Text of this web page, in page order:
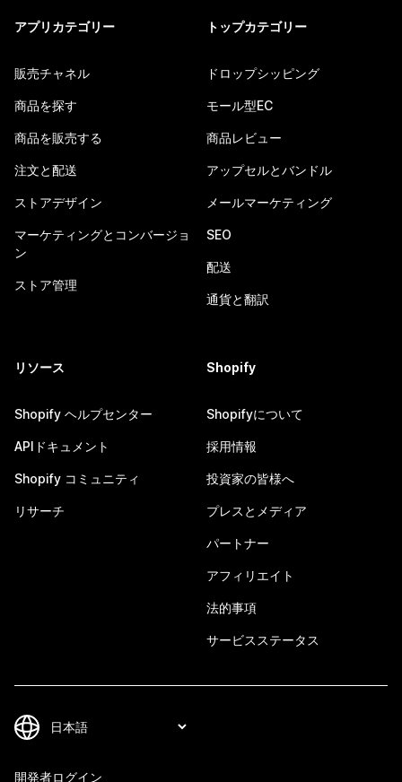
アプリカテゴリー
販売チャネル
商品を探す
商品を販売する
注文と配送
ストアデザイン
マーケティングとコンバージョ
ン
ストア管理
トップカテゴリー
ドロップシッピング
モール型EC
商品レビュー
アップセルとバンドル
メールマーケティング
SEO
配送
通貨と翻訳
リソース
Shopify ヘルプセンター
APIドキュメント
Shopify コミュニティ
リサーチ
Shopify
Shopifyについて
採用情報
投資家の皆様へ
プレスとメディア
パートナー
アフィリエイト
法的事項
サービスステータス
開発者ログイン